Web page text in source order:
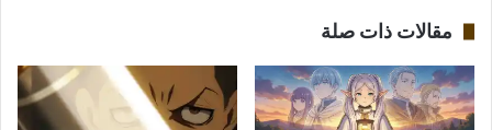
مقالات ذات صلة